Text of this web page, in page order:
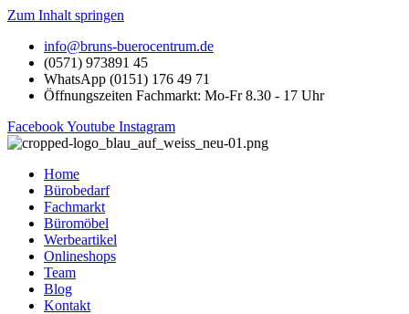
Zum Inhalt springen
info@bruns-buerocentrum.de
(0571) 973891 45
WhatsApp (0151) 176 49 71
Öffnungszeiten Fachmarkt: Mo-Fr 8.30 - 17 Uhr
FacebookYoutube Instagram
Home
Bürobedarf
Fachmarkt
Büromöbel
Werbeartikel
Onlineshops
Team
Blog
Kontakt